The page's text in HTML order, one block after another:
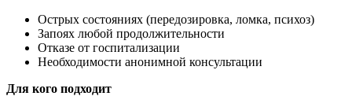
Острых состояниях (передозировка, ломка, психоз)
Запоях любой продолжительности
Отказе от госпитализации
Необходимости анонимной консультации
Для кого подходит